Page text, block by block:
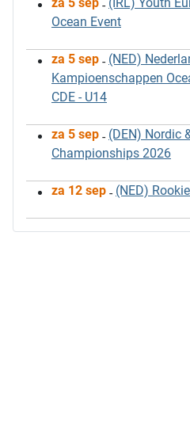
-
Ocean Event
za 5 sep - (NED)
Kampioenschappen
CDE - U14
za 5 sep - (DEN) Nordic
Championships 2026
za 12 sep - (NED)